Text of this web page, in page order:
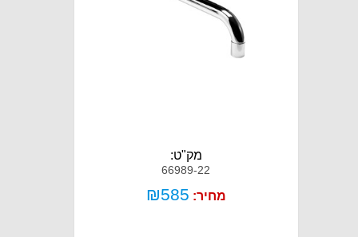
מק"ט:
66989-22
מחיר: ₪585